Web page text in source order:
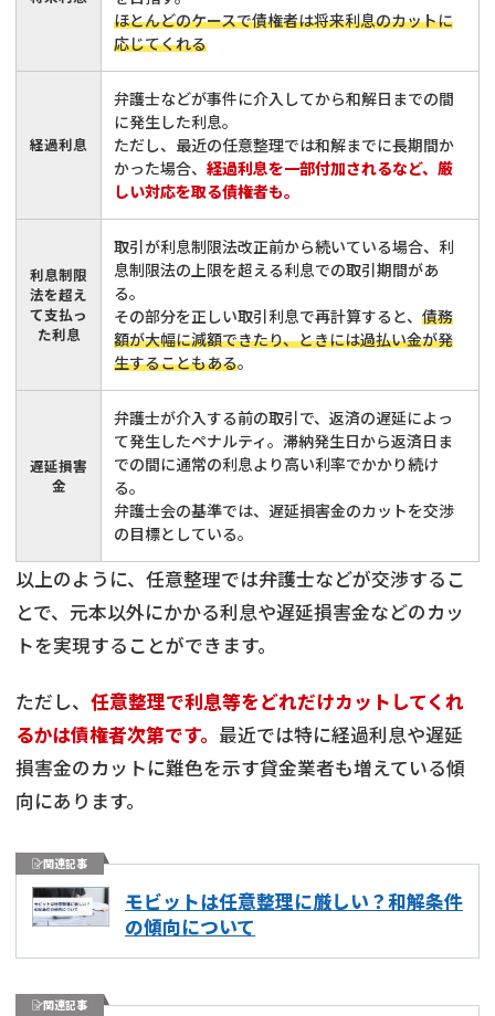
ほとんどのケースで債権者は将来利息のカットに
応じてくれる
経過利息
弁護士などが事件に介入してから和解日までの間
に発生した利息。
ただし、最近の任意整理では和解までに長期間か
かった場合、経過利息を一部付加されるなど、厳
しい対応を取る債権者も。
利息制限
法を超え
て支払っ
た利息
取引が利息制限法改正前から続いている場合、利
息制限法の上限を超える利息での取引期間があ
る。
その部分を正しい取引利息で再計算すると、債務
額が大幅に減額できたり、ときには過払い金が発
生することもある。
遅延損害
金
弁護士が介入する前の取引で、返済の遅延によっ
て発生したペナルティ。滞納発生日から返済日ま
での間に通常の利息より高い利率でかかり続け
る。
弁護士会の基準では、遅延損害金のカットを交渉
の目標としている。
以上のように、任意整理では弁護士などが交渉するこ
とで、元本以外にかかる利息や遅延損害金などのカッ
トを実現することができます。
ただし、 任意整理で利息等をどれだけカットしてくれ
るかは債権者次第です。 最近では特に経過利息や遅延
損害金のカットに難色を示す貸金業者も増えている傾
向にあります。
関連記事
モビットは任意整理に厳しい？和解条件
の傾向について
関連記事